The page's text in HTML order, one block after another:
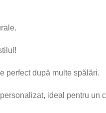
perfect după multe spălări.
ideal pentru un